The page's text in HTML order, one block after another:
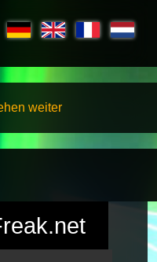
weiter